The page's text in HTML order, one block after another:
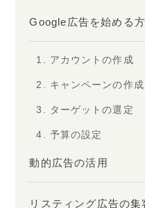
Google広告を始める
1. アカウントの作成
2. キャンペーンの作成
3. ターゲットの選定
4. 予算の設定
動的広告の活用
リスティング広告の